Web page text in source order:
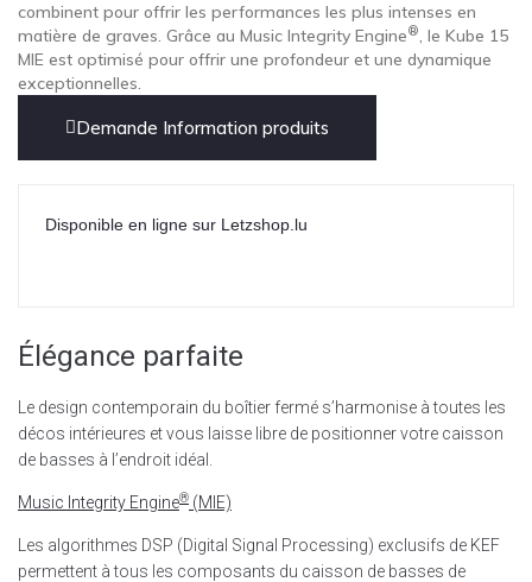
combinent pour offrir les performances les plus intenses en
matière de graves. Grâce au Music Integrity Engine®, le Kube 15
MIE est optimisé pour offrir une profondeur et une dynamique
exceptionnelles.
Demande Information produits
Disponible en ligne sur Letzshop.lu
Élégance parfaite
Le design contemporain du boîtier fermé s’harmonise à toutes les
décos intérieures et vous laisse libre de positionner votre caisson
de basses à l’endroit idéal.
Music Integrity Engine® (MIE)
Les algorithmes DSP (Digital Signal Processing) exclusifs de KEF
permettent à tous les composants du caisson de basses de